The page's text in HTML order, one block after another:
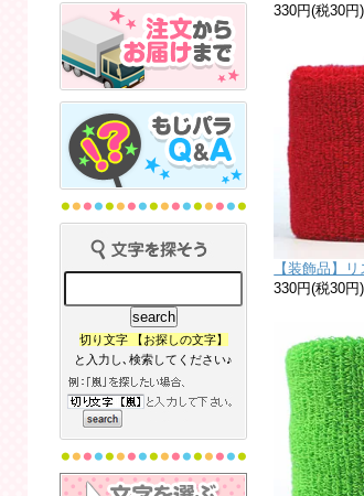
切り文字 【お探しの文字】
と入力し､検索してください♪
330円(税30円)
【装飾品】
330円(税30円)